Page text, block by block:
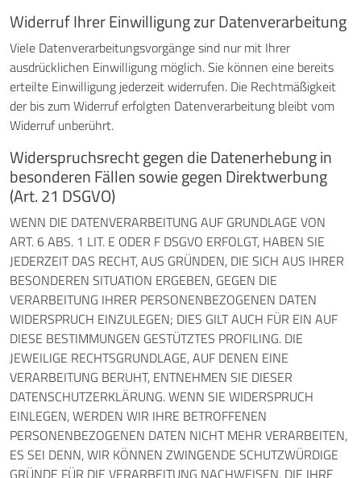
Widerruf Ihrer Einwilligung zur Datenverarbeitung
Viele Datenverarbeitungsvorgänge sind nur mit Ihrer
ausdrücklichen Einwilligung möglich. Sie können eine bereits
erteilte Einwilligung jederzeit widerrufen. Die Rechtmäßigkeit
der bis zum Widerruf erfolgten Datenverarbeitung bleibt vom
Widerruf unberührt.
Widerspruchsrecht gegen die Datenerhebung in
besonderen Fällen sowie gegen Direktwerbung
(Art. 21 DSGVO)
WENN DIE DATENVERARBEITUNG AUF GRUNDLAGE VON
ART. 6 ABS. 1 LIT. E ODER F DSGVO ERFOLGT, HABEN SIE
JEDERZEIT DAS RECHT, AUS GRÜNDEN, DIE SICH AUS IHRER
BESONDEREN SITUATION ERGEBEN, GEGEN DIE
VERARBEITUNG IHRER PERSONENBEZOGENEN DATEN
WIDERSPRUCH EINZULEGEN; DIES GILT AUCH FÜR EIN AUF
DIESE BESTIMMUNGEN GESTÜTZTES PROFILING. DIE
JEWEILIGE RECHTSGRUNDLAGE, AUF DENEN EINE
VERARBEITUNG BERUHT, ENTNEHMEN SIE DIESER
DATENSCHUTZERKLÄRUNG. WENN SIE WIDERSPRUCH
EINLEGEN, WERDEN WIR IHRE BETROFFENEN
PERSONENBEZOGENEN DATEN NICHT MEHR VERARBEITEN,
ES SEI DENN, WIR KÖNNEN ZWINGENDE SCHUTZWÜRDIGE
GRÜNDE FÜR DIE VERARBEITUNG NACHWEISEN, DIE IHRE